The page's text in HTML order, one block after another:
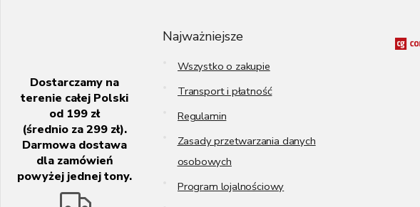
Dostarczamy na
terenie całej Polski
od 199 zł
(średnio za 299 zł).
Darmowa dostawa
dla zamówień
powyżej jednej tony.
Najważniejsze
Wszystko o zakupie
Transport i płatność
Regulamin
Zasady przetwarzania danych
osobowych
Program lojalnościowy